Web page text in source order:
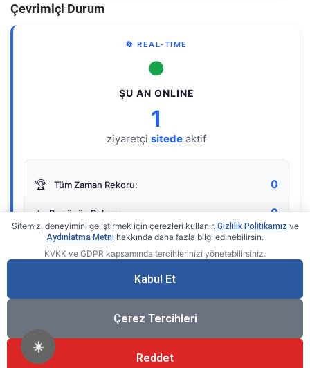
☀️
Çevrimiçi Durum
🔄 REAL-TIME
●
ŞU AN ONLINE
1
ziyaretçi sitede aktif
🏆 Tüm Zaman Rekoru: 0
⭐ Bugünün Rekoru: 0
Gerçek zamanlı sayaç
Sitemiz, deneyimini geliştirmek için çerezleri kullanır. Gizlilik Politikamız ve
Aydınlatma Metni hakkında daha fazla bilgi edinebilirsin.
KVKK ve GDPR kapsamında tercihlerinizi yönetebilirsiniz.
Kabul Et
Çerez Tercihleri
Reddet